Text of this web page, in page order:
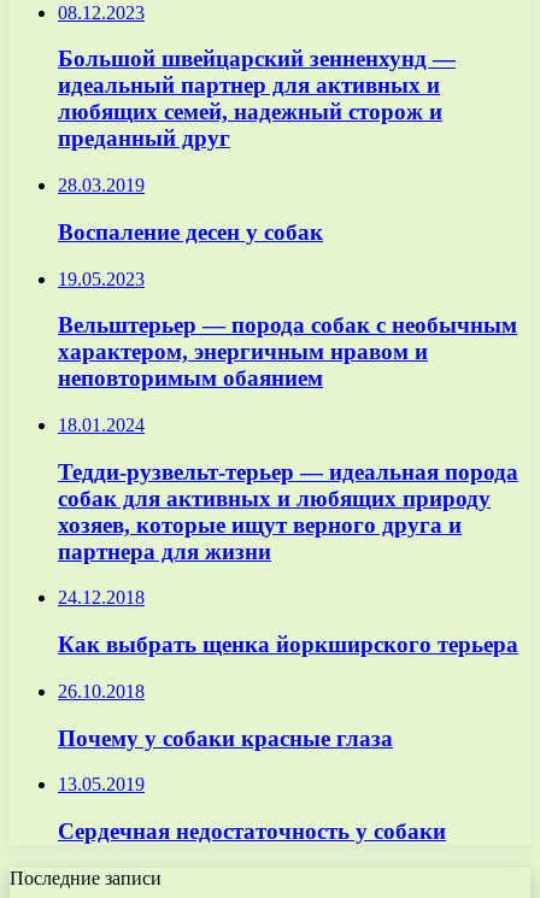
08.12.2023
Большой швейцарский зенненхунд —
идеальный партнер для активных и
любящих семей, надежный сторож и
преданный друг
28.03.2019
Воспаление десен у собак
19.05.2023
Вельштерьер — порода собак с необычным
характером, энергичным нравом и
неповторимым обаянием
18.01.2024
Тедди-рузвельт-терьер — идеальная порода
собак для активных и любящих природу
хозяев, которые ищут верного друга и
партнера для жизни
24.12.2018
Как выбрать щенка йоркширского терьера
26.10.2018
Почему у собаки красные глаза
13.05.2019
Сердечная недостаточность у собаки
Последние записи